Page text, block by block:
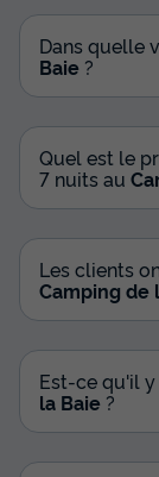
Dans quelle
Baie ?
Quel est le
7 nuits au
Les clients
Camping de
Est-ce qu'il
la Baie ?